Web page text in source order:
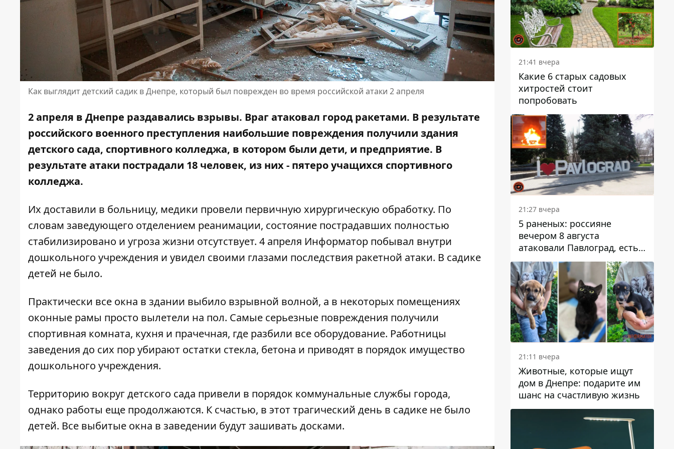
Как выглядит детский садик в Днепре, который был поврежден во время российской атаки 2 апреля
2 апреля в Днепре раздавались взрывы. Враг атаковал город ракетами. В результате
российского военного преступления наибольшие повреждения получили здания
детского сада, спортивного колледжа, в котором были дети, и предприятие. В
результате атаки пострадали 18 человек, из них - пятеро учащихся спортивного
колледжа.
Их доставили в больницу, медики провели первичную хирургическую обработку. По
словам заведующего отделением реанимации, состояние пострадавших полностью
стабилизировано и угроза жизни отсутствует. 4 апреля Информатор побывал внутри
дошкольного учреждения и увидел своими глазами последствия ракетной атаки. В садике
детей не было.
Практически все окна в здании выбило взрывной волной, а в некоторых помещениях
оконные рамы просто вылетели на пол. Самые серьезные повреждения получили
спортивная комната, кухня и прачечная, где разбили все оборудование. Работницы
заведения до сих пор убирают остатки стекла, бетона и приводят в порядок имущество
дошкольного учреждения.
Территорию вокруг детского сада привели в порядок коммунальные службы города,
однако работы еще продолжаются. К счастью, в этот трагический день в садике не было
детей. Все выбитые окна в заведении будут зашивать досками.
21:41 вчера
Какие 6 старых садовых
хитростей стоит
попробовать
21:27 вчера
5 раненых: россияне
вечером 8 августа
атаковали Павлоград, есть
возгорание
21:11 вчера
Животные, которые ищут
дом в Днепре: подарите им
шанс на счастливую жизнь